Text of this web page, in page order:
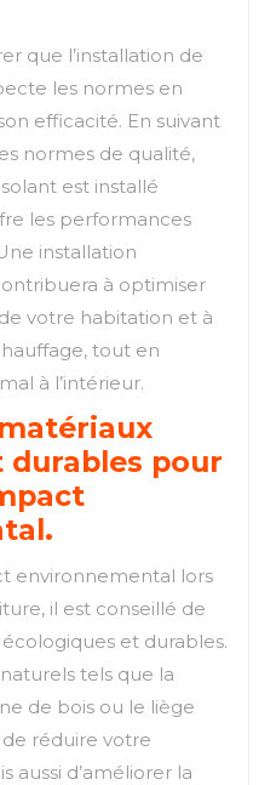
que l’installation de
les normes en
efficacité. En suivant
normes de qualité,
est installé
les performances
installation
à optimiser
votre habitation et à
tout en
à l’intérieur.
durables pour
environnemental lors
il est conseillé de
et durables.
tels que la
de bois ou le liège
réduire votre
aussi d’améliorer la